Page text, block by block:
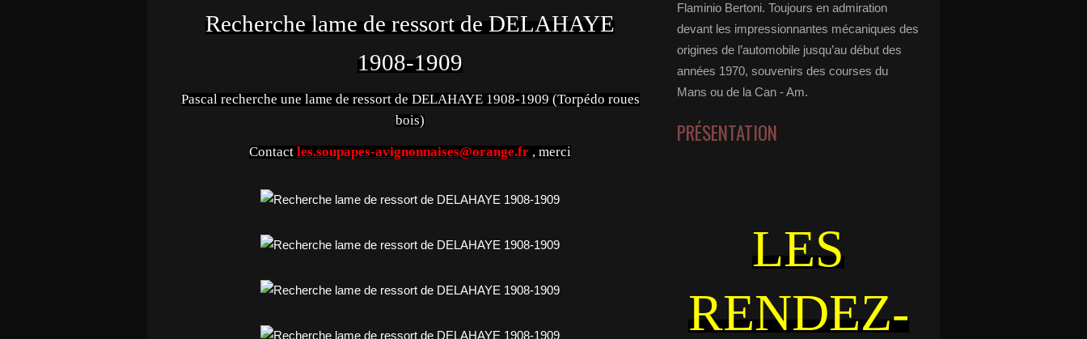
Recherche lame de ressort de DELAHAYE
1908-1909
Pascal recherche une lame de ressort de DELAHAYE 1908-1909 (Torpédo roues
bois)
Contact les.soupapes-avignonnaises@orange.fr , merci
Flaminio Bertoni. Toujours en admiration
devant les impressionnantes mécaniques des
origines de l’automobile jusqu’au début des
années 1970, souvenirs des courses du
Mans ou de la Can - Am.
PRÉSENTATION
LES
RENDEZ-